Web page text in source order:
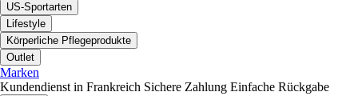
US-Sportarten
Lifestyle
Körperliche Pflegeprodukte
Outlet
Marken
Kundendienst in Frankreich Sichere Zahlung Einfache Rückgabe